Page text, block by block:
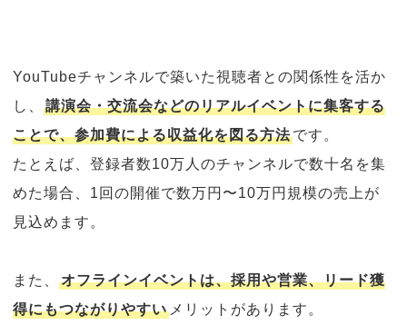
YouTubeチャンネルで築いた視聴者との関係性を活か
し、講演会・交流会などのリアルイベントに集客する
ことで、参加費による収益化を図る方法です。
たとえば、登録者数10万人のチャンネルで数十名を集
めた場合、1回の開催で数万円〜10万円規模の売上が
見込めます。
また、オフラインイベントは、採用や営業、リード獲
得にもつながりやすい メリットがあります。